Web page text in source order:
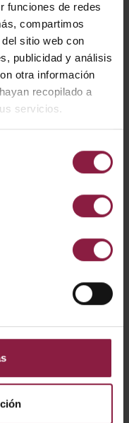
funciones de redes
compartimos
sitio web con
publicidad y análisis
otra información
recopilado a
servicios.